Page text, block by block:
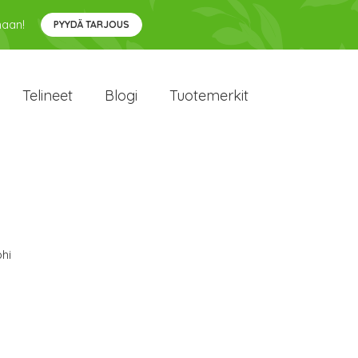
PYYDÄ TARJOUS
Telineet Blogi Tuotemerkit